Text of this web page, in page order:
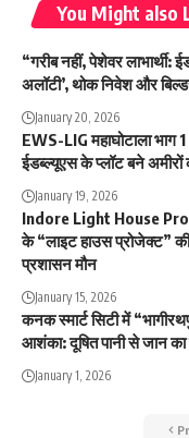
You Might also
“गरीब नहीं, पेशेवर लाभार्थी:
अलॉटी’, थोक निवेश और
January 20, 2026
EWS-LIG महाघोटाला भाग
ईडब्ल्यूएस के प्लॉट बने
January 19, 2026
Indore Light House
के “लाइट हाउस प्रोजेक्ट”
प्रशासन मौन
January 15, 2026
कनक स्मार्ट सिटी में
आशंका: दूषित पानी से जान
January 1, 2026